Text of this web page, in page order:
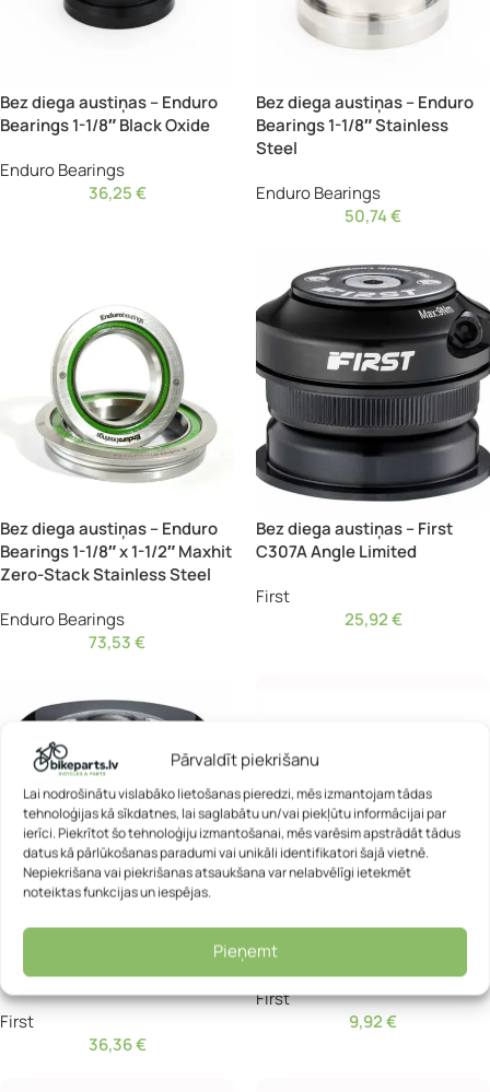
Pārvaldīt piekrišanu
Lai nodrošinātu vislabāko lietošanas pieredzi, mēs izmantojam tādas
tehnoloģijas kā sīkdatnes, lai saglabātu un/vai piekļūtu informācijai par
ierīci. Piekrītot šo tehnoloģiju izmantošanai, mēs varēsim apstrādāt tādus
datus kā pārlūkošanas paradumi vai unikāli identifikatori šajā vietnē.
Nepiekrišana vai piekrišanas atsaukšana var nelabvēlīgi ietekmēt
noteiktas funkcijas un iespējas.
Pieņemt
Bez diega austiņas – Enduro
Bearings 1-1/8″ Black Oxide
Enduro Bearings
36,25€
Bez diega austiņas – Enduro
Bearings 1-1/8″ Stainless
Steel
Enduro Bearings
50,74€
Bez diega austiņas – Enduro
Bearings 1-1/8″ x 1-1/2″ Maxhit
Zero-Stack Stainless Steel
Enduro Bearings
73,53€
Bez diega austiņas – First
C307A Angle Limited
First
25,92€
C522A-5 Internal Routing
First
36,36€
Bez diega austiņas – First CS3
First
9,92€